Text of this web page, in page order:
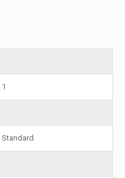
1
Standard